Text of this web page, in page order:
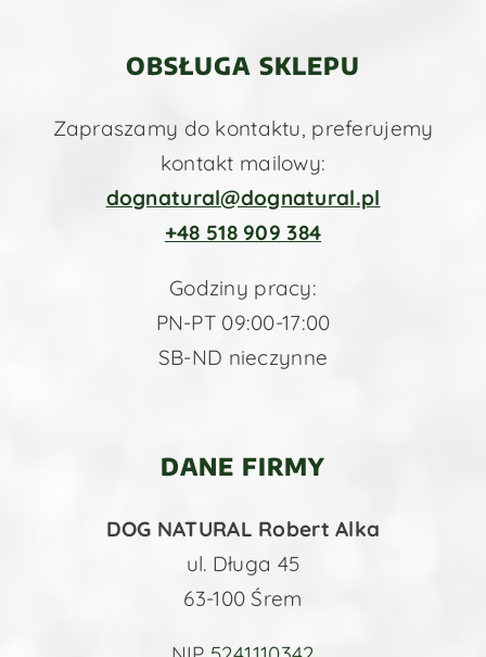
OBSŁUGA SKLEPU
Zapraszamy do kontaktu, preferujemy
kontakt mailowy:
dognatural@dognatural.pl
+48 518 909 384
Godziny pracy:
PN-PT 09:00-17:00
SB-ND nieczynne
DANE FIRMY
DOG NATURAL Robert Alka
ul. Długa 45
63-100 Śrem